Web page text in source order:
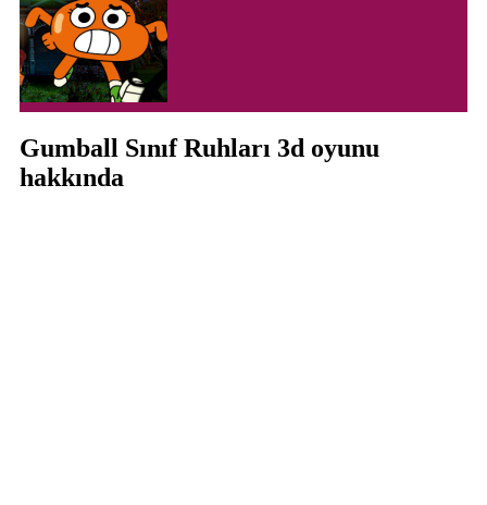
Gumball Sınıf Ruhları 3d oyunu
hakkında